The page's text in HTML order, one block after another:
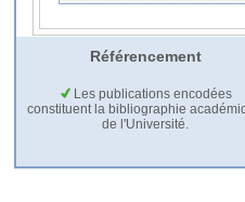
Référencement
Les publications encodées
constituent la bibliographie
de l'Université.